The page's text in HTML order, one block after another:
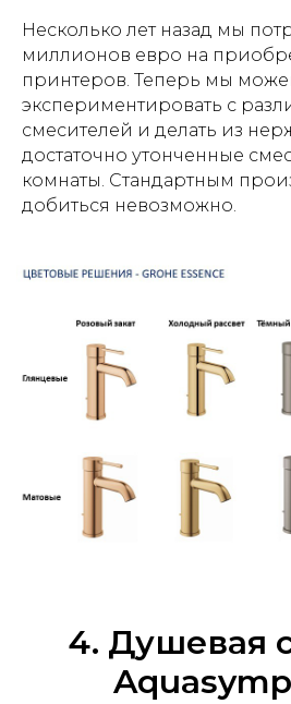
Несколько лет назад мы
миллионов евро на
принтеров. Теперь мы
экспериментировать с
смесителей и делать из
достаточно утонченные
комнаты. Стандартным
добиться невозможно.
4. Душевая